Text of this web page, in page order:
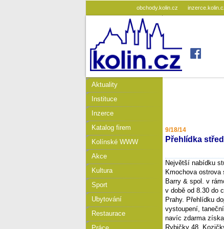
obchody.kolin.cz
Aktuality
Instituce
Inzerce
Katalog firem
Kolínské WWW
Akce
Kultura
Sport
Ubytování
Restaurace
9/18/14
Přehlídka
Největší nabídku
Kmochova
Barry & spol. v
v době od 8.30 do
Prahy. Přehlídku
vystoupení,
navíc zdarma
Rybičky 48,